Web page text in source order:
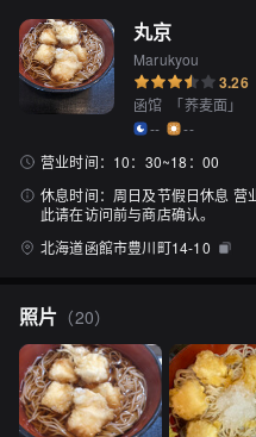
丸京
Marukyou
3.26
函馆 「荞麦面」
--
--
营业时间： 10：30~18：00
休息时间： 周日及节假日休息 营
此请在访问前与商店确认。
北海道函館市豊川町14-10
照片 （20）